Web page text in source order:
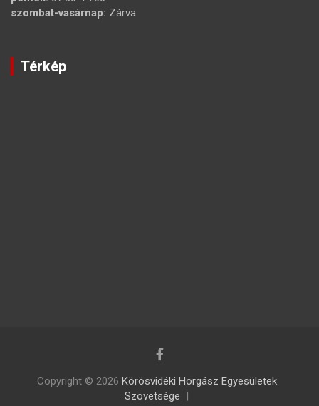
szombat-vasárnap: Zárva
Térkép
Copyright © 2026 Körösvidéki Horgász Egyesületek
Szövetsége